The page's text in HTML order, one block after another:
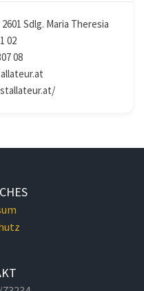
Sdlg. Maria Theresia
02
08